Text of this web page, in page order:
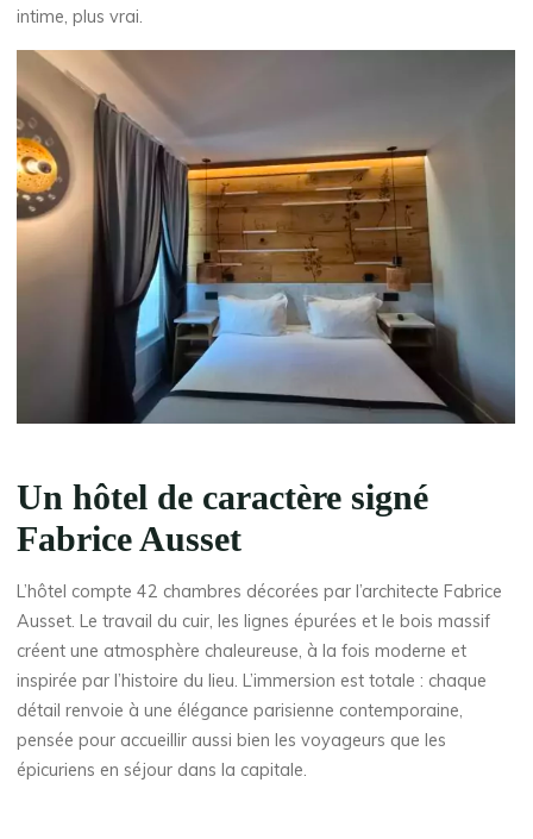
intime, plus vrai.
Un hôtel de caractère signé
Fabrice Ausset
L’hôtel compte 42 chambres décorées par l’architecte Fabrice
Ausset. Le travail du cuir, les lignes épurées et le bois massif
créent une atmosphère chaleureuse, à la fois moderne et
inspirée par l’histoire du lieu. L’immersion est totale : chaque
détail renvoie à une élégance parisienne contemporaine,
pensée pour accueillir aussi bien les voyageurs que les
épicuriens en séjour dans la capitale.